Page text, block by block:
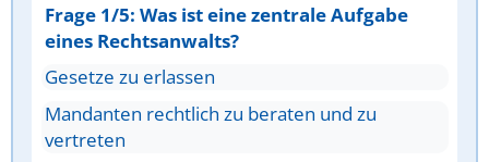
Frage 1/5: Was ist eine zentrale Aufgabe
eines Rechtsanwalts?
Gesetze zu erlassen
Mandanten rechtlich zu beraten und zu
vertreten